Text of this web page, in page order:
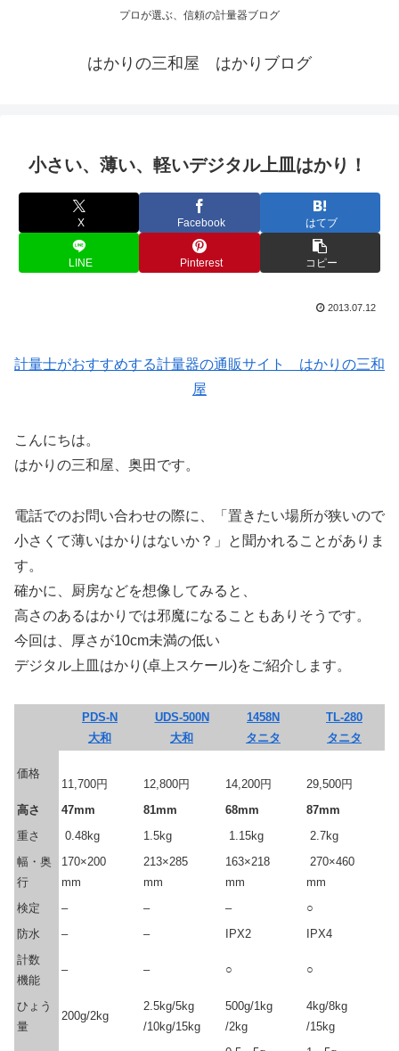
プロが選ぶ、信頼の計量器ブログ
はかりの三和屋 はかりブログ
小さい、薄い、軽いデジタル上皿はかり！
X Facebook はてブ
LINE Pinterest コピー
2013.07.12
計量士がおすすめする計量器の通販サイト はかりの三和
屋
こんにちは。
はかりの三和屋、奥田です。
電話でのお問い合わせの際に、「置きたい場所が狭いので
小さくて薄いはかりはないか？」と聞かれることがありま
す。
確かに、厨房などを想像してみると、
高さのあるはかりでは邪魔になることもありそうです。
今回は、厚さが10cm未満の低い
デジタル上皿はかり(卓上スケール)をご紹介します。
PDS-N
大和
UDS-500N
大和
1458N
タニタ
TL-280
タニタ
価格
11,700円
12,800円 14,200円
29,500円
高さ
47mm 81mm 68mm
87mm
重さ
0.48kg 1.5kg 1.15kg
2.7kg
幅・奥
行
170×200
mm
213×285
mm
163×218
mm
270×460
mm
検定
– – –
○
防水
– – IPX2
IPX4
計数
機能
– – ○ ○
ひょう
量
200g/2kg
2.5kg/5kg
/10kg/15kg
500g/1kg
/2kg
4kg/8kg
/15kg